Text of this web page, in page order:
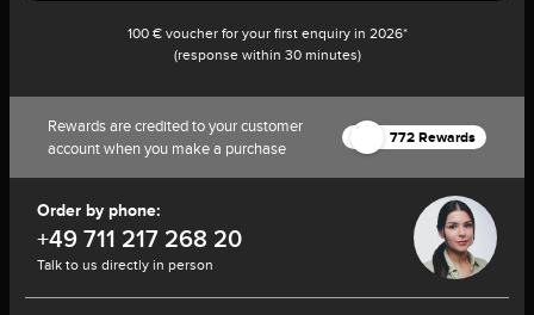
100 € voucher for your first enquiry in 2026*
(response within 30 minutes)
Rewards are credited to your customer
account when you make a purchase
772 Rewards
Order by phone:
+49 711 217 268 20
Talk to us directly in person